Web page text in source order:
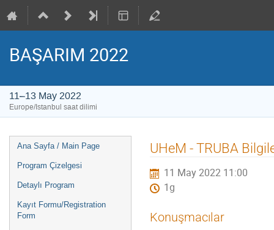
BAŞARIM 2022
11–13 May 2022
Europe/Istanbul saat dilimi
Event
menu
Ana Sayfa / Main Page
Program Çizelgesi
Detaylı Program
Kayıt Formu/Registration
Form
UHeM - TRUBA
11 May 2022 11:00
1g
Konuşmacılar